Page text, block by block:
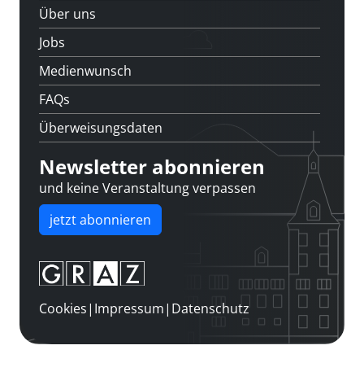
Über uns
Jobs
Medienwunsch
FAQs
Überweisungsdaten
Newsletter abonnieren
und keine Veranstaltung verpassen
jetzt abonnieren
Cookies| Impressum| Datenschutz